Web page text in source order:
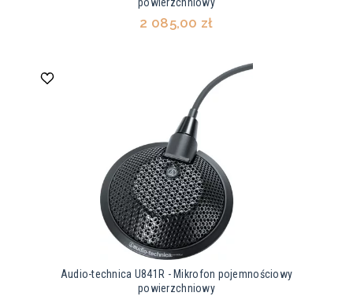
powierzchniowy
2 085,00 zł
Audio-technica U841R - Mikrofon pojemnościowy
powierzchniowy